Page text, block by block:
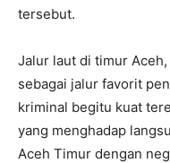
tersebut.
Jalur laut di timur
sebagai jalur favorit
kriminal begitu kuat
yang menghadap
Aceh Timur dengan